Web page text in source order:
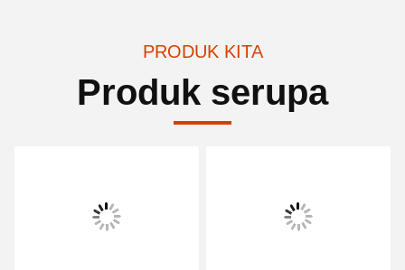
PRODUK KITA
Produk serupa